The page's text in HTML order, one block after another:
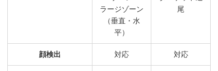
ラージゾーン
（垂直・水
平）
尾
顔検出 対応 対応